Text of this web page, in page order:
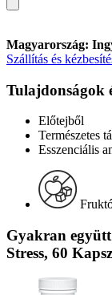
Magyarország:
Szállítás és
Tulajdonságok
Előtejből
Természetes
Esszenciális
Gyakran
Stress, 60